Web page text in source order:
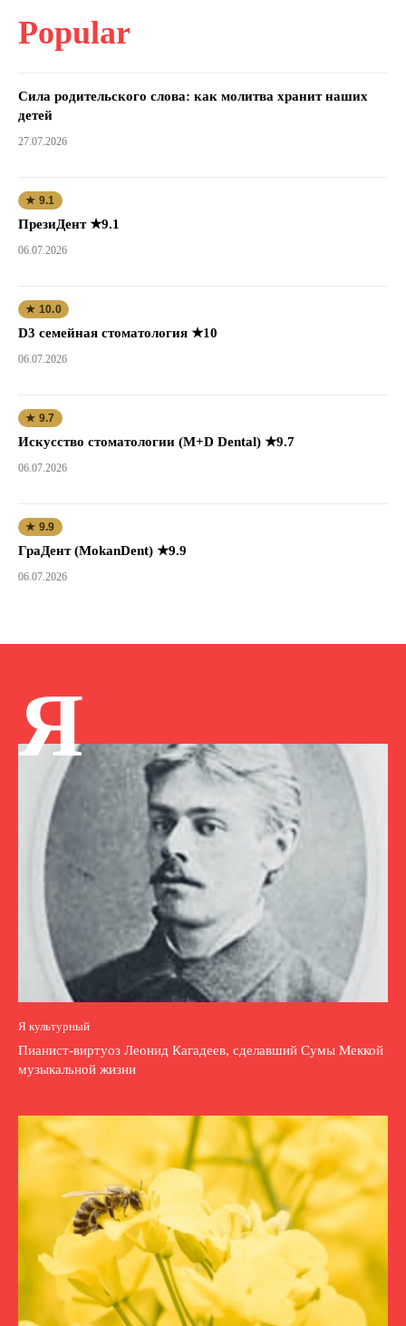
Popular
Сила родительского слова: как молитва хранит наших
детей
27.07.2026
★ 9.1
ПрезиДент ★9.1
06.07.2026
★ 10.0
D3 семейная стоматология ★10
06.07.2026
★ 9.7
Искусство стоматологии (M+D Dental) ★9.7
06.07.2026
★ 9.9
ГраДент (MokanDent) ★9.9
06.07.2026
Я
Я культурный
Пианист-виртуоз Леонид Кагадеев, сделавший Сумы Меккой
музыкальной жизни